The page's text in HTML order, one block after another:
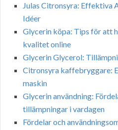
Julas Citronsyra: Effektiva
Idéer
Glycerin köpa: Tips för att
kvalitet online
Glycerin Glycerol:
Citronsyra kaffebryggare:
maskin
Glycerin användning:
tillämpningar i vardagen
Fördelar och